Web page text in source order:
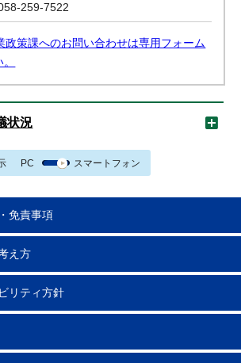
259-7522
政策課へのお問い合わせは専用フォーム
状況
PC スマートフォン
免責事項
え方
リティ方針